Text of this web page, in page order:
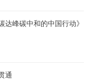
峰碳中和的中国行动》
通